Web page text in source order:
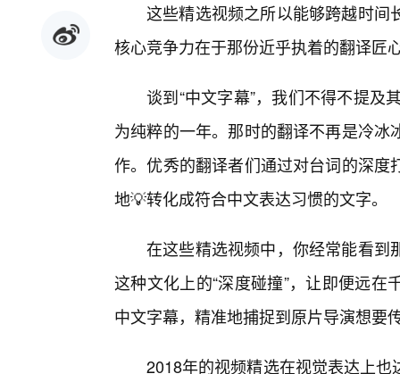
这些精选视频之所以能够跨越时间
核心竞争力在于那份近乎执着的翻译匠
谈到“中文字幕”，我们不得不提及
为纯粹的一年。那时的翻译不再是冷
作。优秀的翻译者们通过对台词的深
地💡转化成符合中文表达习惯的文字。
在这些精选视频中，你经常能看到
这种文化上的“深度碰撞”，让即便远
中文字幕，精准地捕捉到原片导演想要
2018年的视频精选在视觉表达上